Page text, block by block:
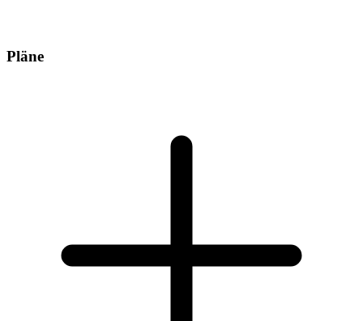
Pläne